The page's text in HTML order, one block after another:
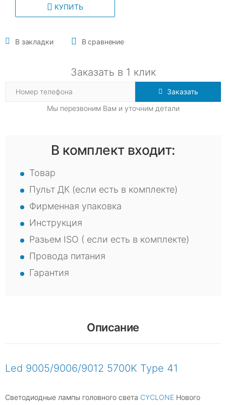
КУПИТЬ
В закладки В сравнение
Заказать в 1 клик
Заказать
Мы перезвоним Вам и уточним детали
В комплект входит:
Товар
Пульт ДК (если есть в комплекте)
Фирменная упаковка
Инструкция
Разьем ISO ( если есть в комплекте)
Провода питания
Гарантия
Описание
Led 9005/9006/9012 5700K Type 41
Светодиодные лампы головного света CYCLONE Нового